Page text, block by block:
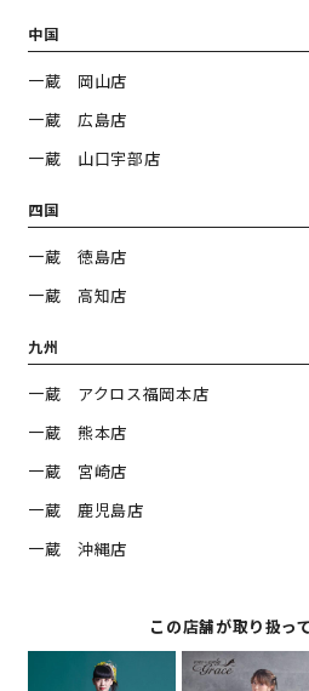
中国
一蔵 岡山店
一蔵 広島店
一蔵 山口宇部店
四国
一蔵 徳島店
一蔵 高知店
九州
一蔵 アクロス福岡本店
一蔵 熊本店
一蔵 宮崎店
一蔵 鹿児島店
一蔵 沖縄店
この店舗が取り扱っ